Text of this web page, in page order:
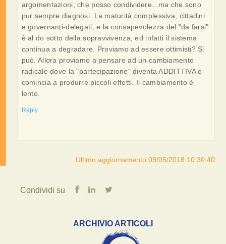
argomentazioni, che posso condividere...ma che sono
pur sempre diagnosi. La maturità complessiva, cittadini
e governanti-delegati, e la consapevolezza del "da farsi"
è al do sotto della sopravvivenza, ed infatti il sistema
continua a degradare. Proviamo ad essere ottimisti? Si
può. Allora proviamo a pensare ad un cambiamento
radicale dove la "partecipazione" diventa ADDITTIVA e
comincia a produrre piccoli effetti. Il cambiamento è
lento.
Reply
Ultimo aggiornamento:09/05/2018 10:30:40
Condividi su
ARCHIVIO ARTICOLI